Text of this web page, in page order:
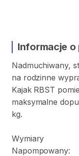
Informacje
Nadmuchiwany​,​
na rodzinne
Kajak RBST
maksymalne
kg.
Wymiary
Napompowany: